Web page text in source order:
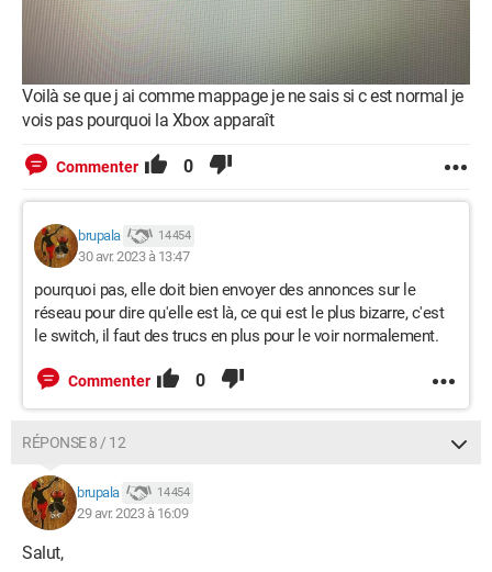
Voilà se que j ai comme mappage je ne sais si c est normal je
vois pas pourquoi la Xbox apparaît
Commenter 0
brupala 14 454
30 avr. 2023 à 13:47
pourquoi pas, elle doit bien envoyer des annonces sur le
réseau pour dire qu'elle est là, ce qui est le plus bizarre, c'est
le switch, il faut des trucs en plus pour le voir normalement.
Commenter 0
RÉPONSE 8 / 12
brupala 14 454
29 avr. 2023 à 16:09
Salut,